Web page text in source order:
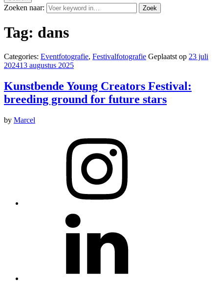
Zoeken naar: Zoek
Tag: dans
Categories: Eventfotografie, Festivalfotografie Geplaatst op 23 juli
202413 augustus 2025
Kunstbende Young Creators Festival:
breeding ground for future stars
by Marcel